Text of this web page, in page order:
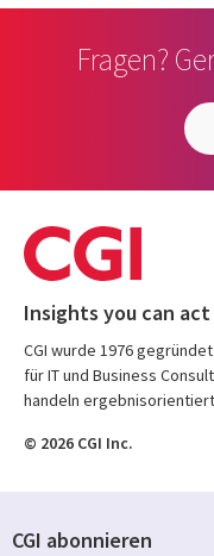
Fragen?
Insights you can act
CGI wurde 1976
für IT und Business
handeln
© 2026 CGI Inc.
CGI abonnieren